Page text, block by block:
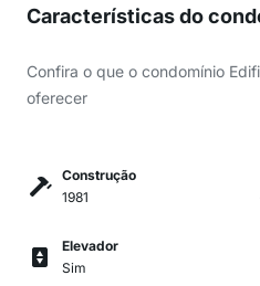
Características do
Confira o que o condomínio
oferecer
Construção
1981
Elevador
Sim